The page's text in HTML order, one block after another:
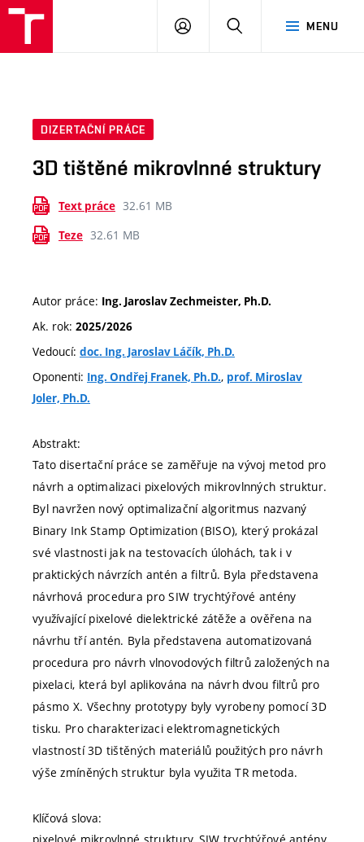
MENU
PŘIHLÁSIT
DIZERTAČNÍ PRÁCE
3D tištěné mikrovlnné struktury
Text práce 32.61 MB
Teze 32.61 MB
Autor práce: Ing. Jaroslav Zechmeister, Ph.D.
Ak. rok: 2025/2026
Vedoucí: doc. Ing. Jaroslav Láčík, Ph.D.
Oponenti: Ing. Ondřej Franek, Ph.D., prof. Miroslav
Joler, Ph.D.
Abstrakt:
Tato disertační práce se zaměřuje na vývoj metod pro
návrh a optimalizaci pixelových mikrovlnných struktur.
Byl navržen nový optimalizační algoritmus nazvaný
Binary Ink Stamp Optimization (BISO), který prokázal
své vlastnosti jak na testovacích úlohách, tak i v
praktických návrzích antén a filtrů. Byla představena
návrhová procedura pro SIW trychtýřové antény
využívající pixelové dielektrické zátěže a ověřena na
návrhu tří antén. Byla představena automatizovaná
procedura pro návrh vlnovodových filtrů založených na
pixelaci, která byl aplikována na návrh dvou filtrů pro
pásmo X. Všechny prototypy byly vyrobeny pomocí 3D
tisku. Pro charakterizaci elektromagnetických
vlastností 3D tištěných materiálů použitých pro návrh
výše zmíněných struktur byla využita TR metoda.
Klíčová slova:
pixelové mikrovlnné struktury, SIW trychtýřové antény,